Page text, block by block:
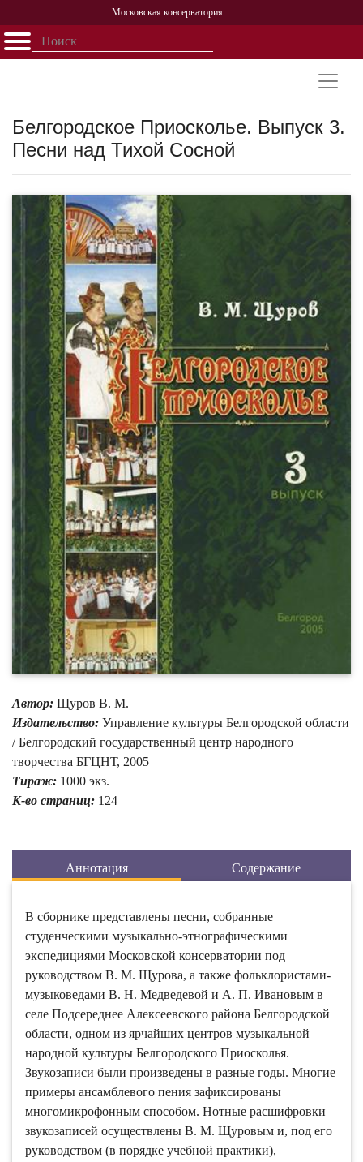
Московская консерватория
Открыть - закрыть
Персоналии
История
Белгородское Приосколье. Выпуск 3.
Песни над Тихой Сосной
Автор: Щуров В. М.
Издательство: Управление культуры Белгородской области
/ Белгородский государственный центр народного
творчества БГЦНТ, 2005
Тираж: 1000 экз.
К-во страниц: 124
Аннотация Содержание
В сборнике представлены песни, собранные
студенческими музыкально-этнографическими
экспедициями Московской консерватории под
руководством В. М. Щурова, а также фольклористами-
музыковедами В. Н. Медведевой и А. П. Ивановым в
селе Подсереднее Алексеевского района Белгородской
области, одном из ярчайших центров музыкальной
народной культуры Белгородского Приосколья.
Звукозаписи были произведены в разные годы. Многие
примеры ансамблевого пения зафиксированы
многомикрофонным способом. Нотные расшифровки
звукозаписей осуществлены В. М. Щуровым и, под его
руководством (в порядке учебной практики),